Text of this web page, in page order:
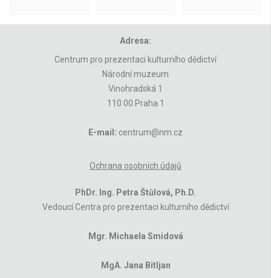
Adresa:
Centrum pro prezentaci kulturního dědictví
Národní muzeum
Vinohradská 1
110 00 Praha 1
E-mail: centrum@nm.cz
Ochrana osobních údajů
PhDr. Ing. Petra Štůlová, Ph.D.
Vedoucí Centra pro prezentaci kulturního dědictví
Mgr. Michaela Smidová
MgA. Jana Bitljan